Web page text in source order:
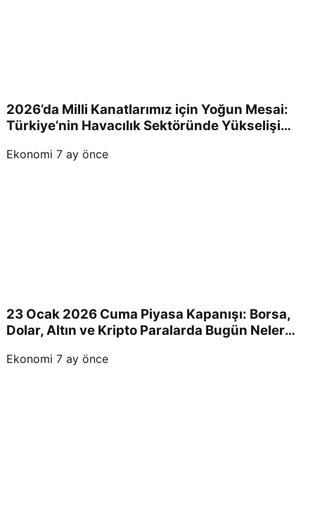
2026’da Milli Kanatlarımız için Yoğun Mesai:
Türkiye’nin Havacılık Sektöründe Yükselişi
Ekonomi 7 ay önce
23 Ocak 2026 Cuma Piyasa Kapanışı: Borsa,
Dolar, Altın ve Kripto Paralarda Bugün Neler
Ekonomi 7 ay önce